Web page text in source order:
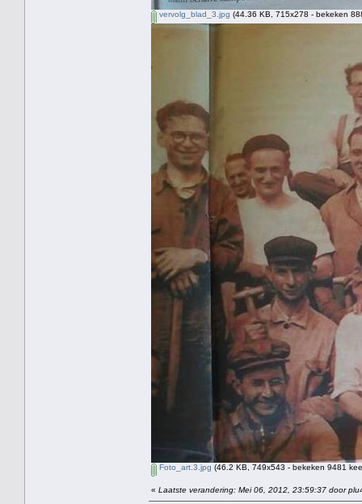
vervolg_blad_3.jpg (44.36 KB, 715x278 - bekeken
Foto_art.3.jpg (46.2 KB, 749x543 - bekeken 9481
« Laatste verandering: Mei 06, 2012, 23:59:37 door